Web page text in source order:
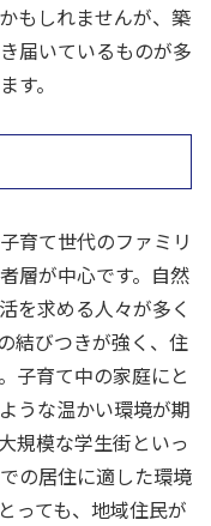
もしれませんが、築
届いているものが多
す。
育て世代のファミリ
層が中心です。自然
を求める人々が多く
結びつきが強く、住
子育て中の家庭にと
うな温かい環境が期
規模な学生街といっ
の居住に適した環境
っても、地域住民が